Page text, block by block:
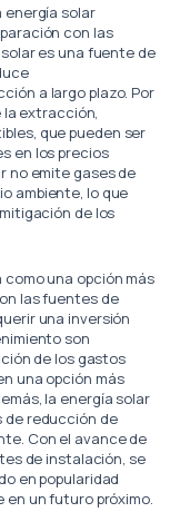
energía solar
con las
es una fuente de
a largo plazo. Por
extracción,
que pueden ser
en los precios
no emite gases de
ambiente, lo que
de los
como una opción más
las fuentes de
una inversión
son
de los gastos
una opción más
la energía solar
de reducción de
Con el avance de
de instalación, se
en popularidad
un futuro próximo.